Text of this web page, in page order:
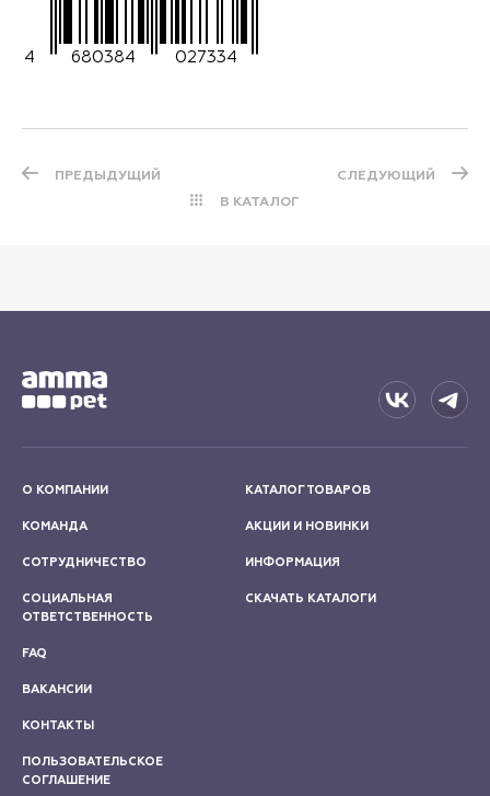
4 680384 027334
ПРЕДЫДУЩИЙ
В КАТАЛОГ
СЛЕДУЮЩИЙ
О КОМПАНИИ
КОМАНДА
СОТРУДНИЧЕСТВО
СОЦИАЛЬНАЯ
ОТВЕТСТВЕННОСТЬ
КАТАЛОГ ТОВАРОВ
АКЦИИ И НОВИНКИ
ИНФОРМАЦИЯ
СКАЧАТЬ КАТАЛОГИ
FAQ
ВАКАНСИИ
КОНТАКТЫ
ПОЛЬЗОВАТЕЛЬСКОЕ
СОГЛАШЕНИЕ